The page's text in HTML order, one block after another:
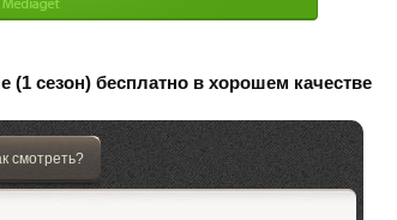
сезон) бесплатно в хорошем качестве
смотреть?